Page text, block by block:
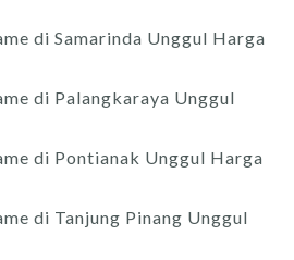
di Samarinda Unggul Harga
di Palangkaraya Unggul
di Pontianak Unggul Harga
di Tanjung Pinang Unggul